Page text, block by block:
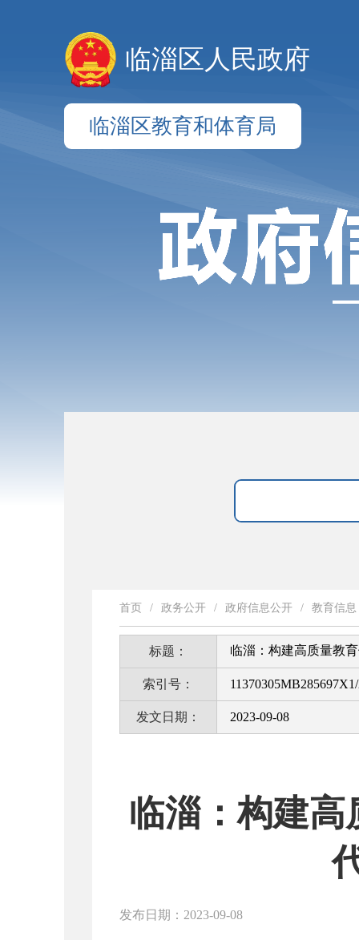
临淄区人民政府
临淄区教育和体育局
首页 / 政务公开 / 政府信息公开 / 教育信息
标题： 临淄：构建高质量教
索引号：
发文日期： 2023-09-08
临淄：构建高
发布日期：2023-09-08